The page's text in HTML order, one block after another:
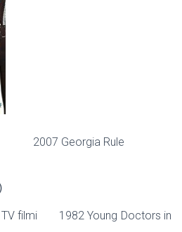
2007 Georgia Rule
TV filmi 1982 Young Doctors in